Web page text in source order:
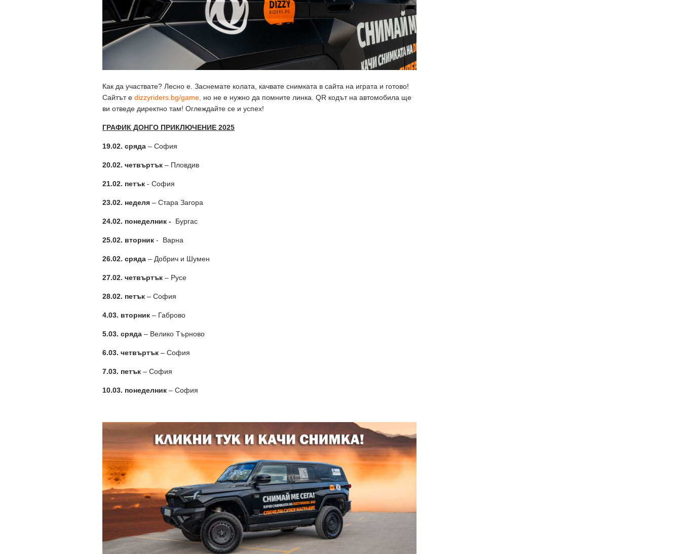
Как да участвате? Лесно е. Заснемате колата, качвате снимката в сайта на играта и готово!
Сайтът е dizzyriders.bg/game, но не е нужно да помните линка. QR кодът на автомобила ще
ви отведе директно там! Оглеждайте се и успех!
ГРАФИК ДОНГО ПРИКЛЮЧЕНИЕ 2025
19.02. сряда – София
20.02. четвъртък – Пловдив
21.02. петък - София
23.02. неделя – Стара Загора
24.02. понеделник - Бургас
25.02. вторник - Варна
26.02. сряда – Добрич и Шумен
27.02. четвъртък – Русе
28.02. петък – София
4.03. вторник – Габрово
5.03. сряда – Велико Търново
6.03. четвъртък – София
7.03. петък – София
10.03. понеделник – София